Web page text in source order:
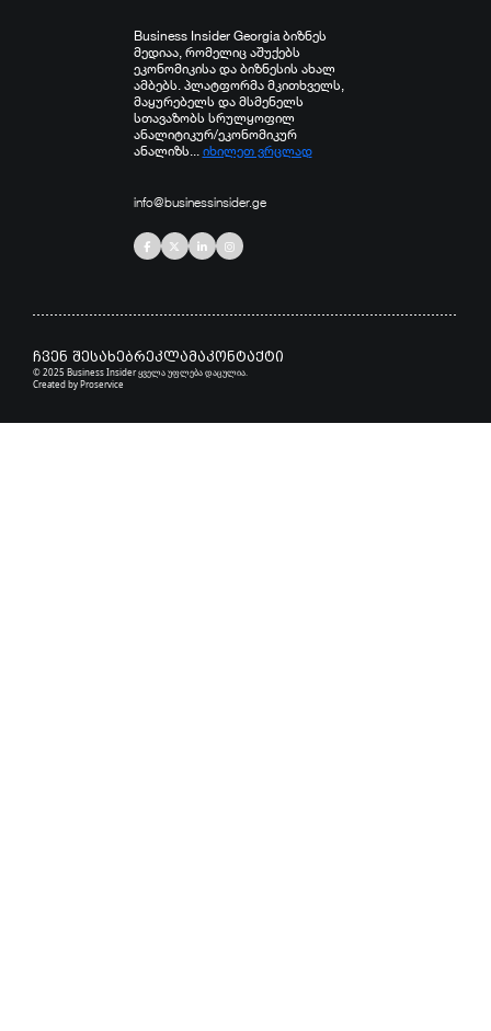
Business Insider Georgia ბიზნეს
მედიაა, რომელიც აშუქებს
ეკონომიკისა და ბიზნესის ახალ
ამბებს. პლატფორმა მკითხველს,
მაყურებელს და მსმენელს
სთავაზობს სრულყოფილ
ანალიტიკურ/ეკონომიკურ
ანალიზს... იხილეთ ვრცლად
info@businessinsider.ge
ჩვენ შესახებრეკლამაკონტაქტი
© 2025 Business Insider ყველა უფლება დაცულია.
Created byProservice